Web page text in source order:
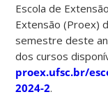
Escola de
Extensão (Proex)
semestre deste
dos cursos
proex.ufsc.br/
2024-2.